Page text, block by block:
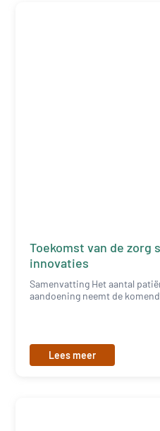
Toekomst van de zorg
innovaties
Samenvatting Het aantal
aandoening neemt de
Lees meer